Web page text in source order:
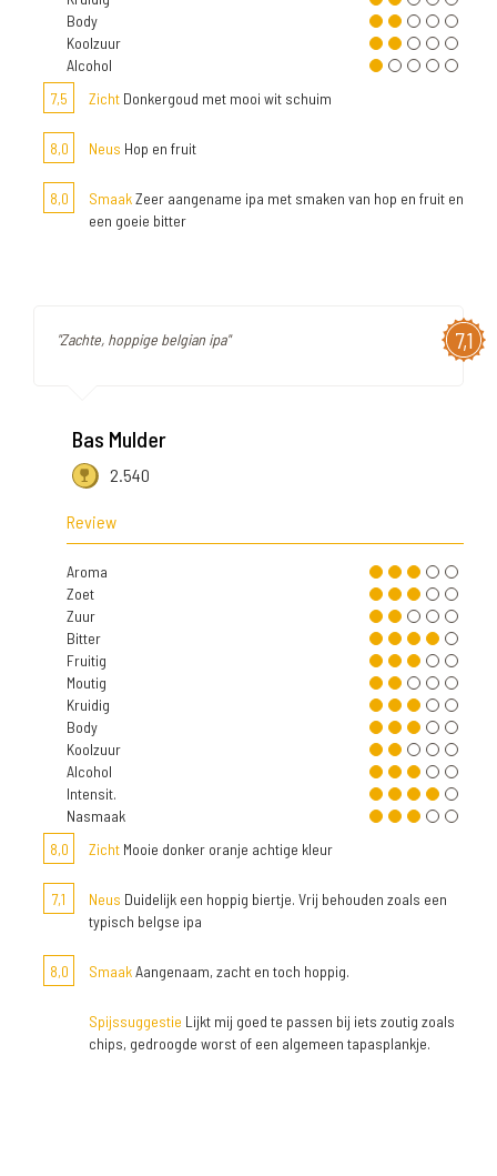
Body
Koolzuur
Alcohol
7,5
Zicht Donkergoud met mooi wit schuim
8,0 Neus Hop en fruit
8,0 SmaakZeer aangename ipa met smaken van hop en fruit en
een goeie bitter
7,1
"Zachte, hoppige belgian ipa"
Bas Mulder
2.540
Review
Aroma
Zoet
Zuur
Bitter
Fruitig
Moutig
Kruidig
Body
Koolzuur
Alcohol
Intensit.
Nasmaak
8,0
Zicht Mooie donker oranje achtige kleur
7,1 Neus Duidelijk een hoppig biertje. Vrij behouden zoals een
typisch belgse ipa
8,0 SmaakAangenaam, zacht en toch hoppig.
Spijssuggestie Lijkt mij goed te passen bij iets zoutig zoals
chips, gedroogde worst of een algemeen tapasplankje.